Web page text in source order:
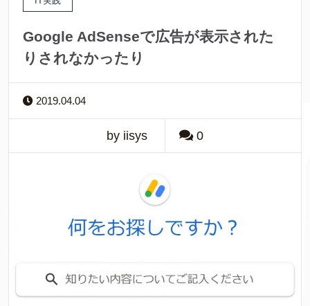
Google AdSenseで広告が表示された
りされなかったり
2019.04.04
by iisys 0